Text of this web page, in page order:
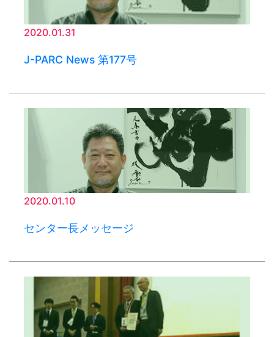
2020.01.31
J-PARC News 第177号
2020.01.10
センター長メッセージ